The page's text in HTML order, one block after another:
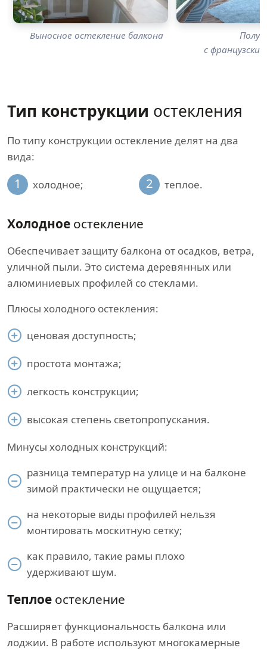
Выносное остекление балкона
с
Тип конструкции остекления
По типу конструкции остекление делят на два
вида:
1 холодное; 2 теплое.
Холодное остекление
Обеспечивает защиту балкона от осадков, ветра,
уличной пыли. Это система деревянных или
алюминиевых профилей со стеклами.
Плюсы холодного остекления:
ценовая доступность;
простота монтажа;
легкость конструкции;
высокая степень светопропускания.
Минусы холодных конструкций:
разница температур на улице и на балконе
зимой практически не ощущается;
на некоторые виды профилей нельзя
монтировать москитную сетку;
как правило, такие рамы плохо
удерживают шум.
Теплое остекление
Расширяет функциональность балкона или
лоджии. В работе используют многокамерные